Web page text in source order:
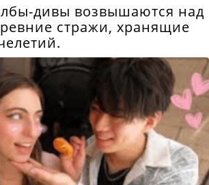
дивы возвышаются над
стражи, хранящие